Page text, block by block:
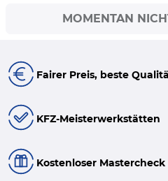
MOMENTAN
Fairer Preis, beste
KFZ-Meisterwerkstätten
Kostenloser Mastercheck